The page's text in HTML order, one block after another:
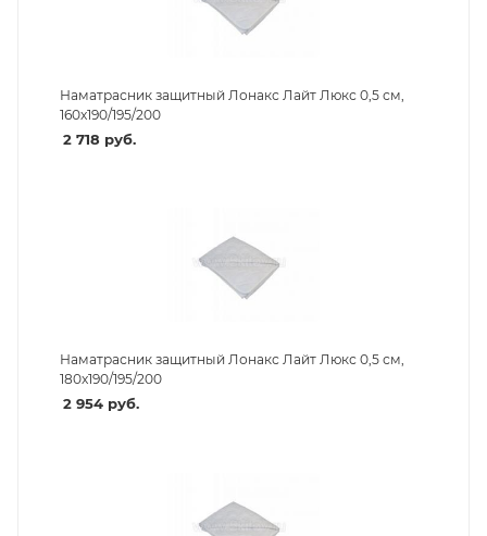
Наматрасник защитный Лонакс Лайт Люкс 0,5 см,
160х190/195/200
2 718 руб.
Наматрасник защитный Лонакс Лайт Люкс 0,5 см,
180х190/195/200
2 954руб.